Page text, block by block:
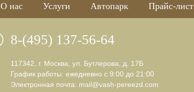
О нас Услуги Автопарк Прайс-лист
8-(495) 137-56-64
117342, г. Москва, ул. Бутлерова, д. 17Б
График работы: ежедневно с 9:00 до 21:00
Электронная почта: mail@vash-pereezd.com